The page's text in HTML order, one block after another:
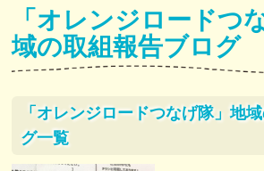
「オレンジロードつ
域の取組報告ブログ
「オレンジロードつなげ隊」地
グ一覧